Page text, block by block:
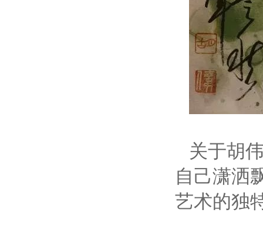
关于胡
自己潇洒
艺术的独